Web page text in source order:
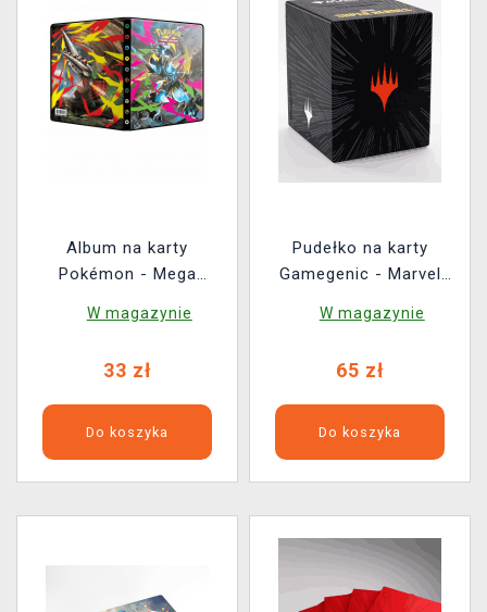
Album na karty
Pokémon - Mega
Pocket Portfolio
W magazynie
33 zł
Do koszyka
Pudełko na karty
Gamegenic - Marvel
100+ XL Comic Burst
W magazynie
65 zł
Do koszyka